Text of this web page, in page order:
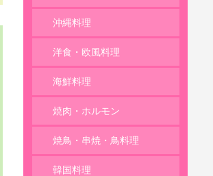
沖縄料理
洋食・欧風料理
海鮮料理
焼肉・ホルモン
焼鳥・串焼・鳥料理
韓国料理